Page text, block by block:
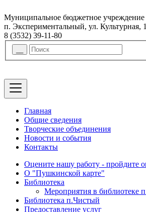
Муниципальное бюджетное
п. Экспериментальный, ул. Культурная, 1
8 (3532) 39-11-80
Главная
Общие сведения
Творческие объединения
Новости и события
Контакты
Оцените нашу работу - пройдите
О "Пушкинской карте"
Библиотека
Мероприятия в библиотеке
Библиотека п.Чистый
Предоставление услуг